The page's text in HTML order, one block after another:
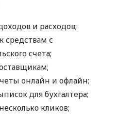
и расходов;
средствам с
счета;
онлайн и офлайн;
для бухгалтера;
кликов;